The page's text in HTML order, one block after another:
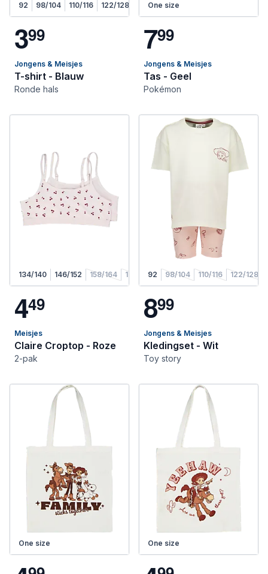
92 98/104 110/116 122/128
399
Jongens & Meisjes
T-shirt - Blauw
Ronde hals
One size
799
Jongens & Meisjes
Tas - Geel
Pokémon
134/140 146/152 158/164 170/176
449
Meisjes
Claire Croptop - Roze
2-pak
92 98/104 110/116 122/128
899
Jongens & Meisjes
Kledingset - Wit
Toy story
One size One size